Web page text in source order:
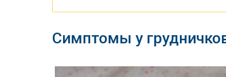
Симптомы у